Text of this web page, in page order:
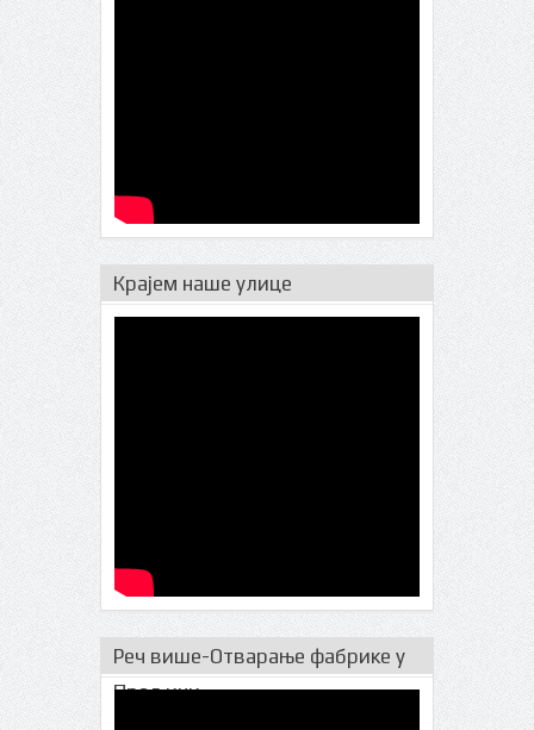
Крајем наше улице
Реч више-Отварање фабрике у
Прељини